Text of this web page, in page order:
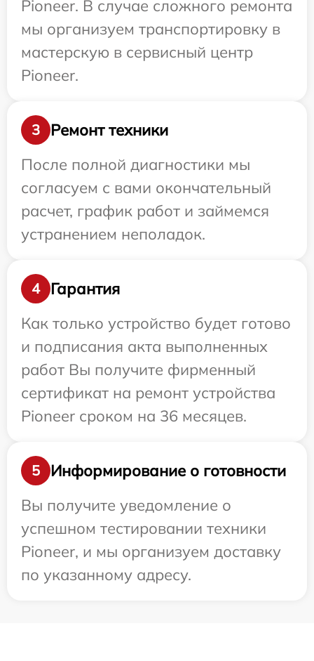
Pioneer. В случае сложного ремонта
мы организуем транспортировку в
мастерскую в сервисный центр
Pioneer.
3
Ремонт техники
После полной диагностики мы
согласуем с вами окончательный
расчет, график работ и займемся
устранением неполадок.
4
Гарантия
Как только устройство будет готово
и подписания акта выполненных
работ Вы получите фирменный
сертификат на ремонт устройства
Pioneer сроком на 36 месяцев.
5
Информирование о готовности
Вы получите уведомление о
успешном тестировании техники
Pioneer, и мы организуем доставку
по указанному адресу.